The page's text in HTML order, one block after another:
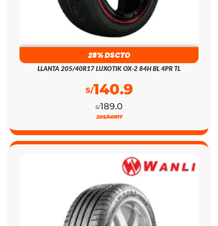
25% DSCTO
LLANTA 205/40R17 LUXOTIK OX-2 84H BL 4PR TL
S/189.0
S/140.9
205/40R17